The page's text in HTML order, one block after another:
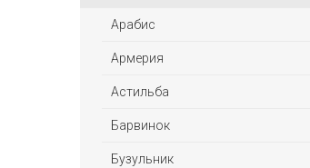
Арабис
Армерия
Астильбa
Барвинок
Бузульник